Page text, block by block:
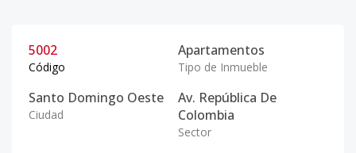
5002
Código
Apartamentos
Tipo de Inmueble
Santo Domingo Oeste
Ciudad
Av. República De
Colombia
Sector